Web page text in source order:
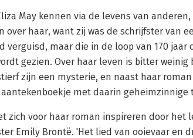
May kennen via de levens van
over haar, want zij was de schrijfster van
verguisd, maar die in de loop van 170
gezien. Over haar leven is bitter
zijn een mysterie, en naast haar
met daarin
zich voor haar roman inspireren door het
Emily Brontë. 'Het lied van ooievaar en